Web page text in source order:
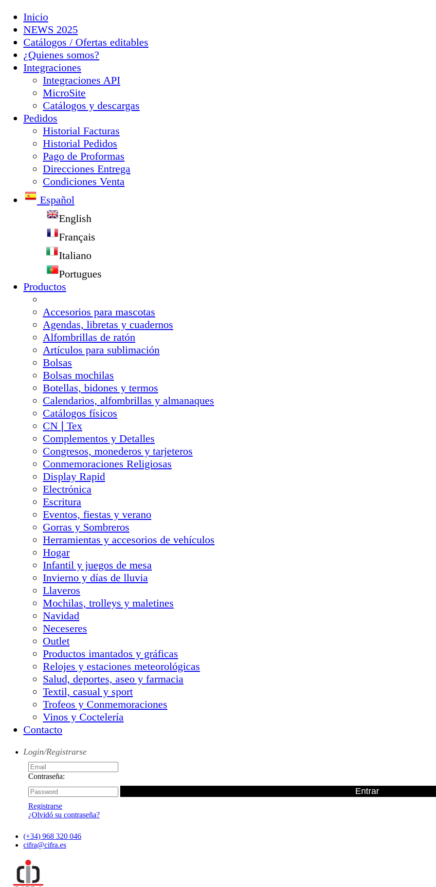
Inicio
NEWS 2025
Catálogos / Ofertas editables
¿Quienes somos?
Integraciones
Integraciones API
MicroSite
Catálogos y descargas
Pedidos
Historial Facturas
Historial Pedidos
Pago de Proformas
Direcciones Entrega
Condiciones Venta
Español
English
Français
Italiano
Portugues
Productos
Accesorios para mascotas
Agendas, libretas y cuadernos
Alfombrillas de ratón
Artículos para sublimación
Bolsas
Bolsas mochilas
Botellas, bidones y termos
Calendarios, alfombrillas y almanaques
Catálogos físicos
CN❘Tex
Complementos y Detalles
Congresos, monederos y tarjeteros
Conmemoraciones Religiosas
Display Rapid
Electrónica
Escritura
Eventos, fiestas y verano
Gorras y Sombreros
Herramientas y accesorios de vehículos
Hogar
Infantil y juegos de mesa
Invierno y días de lluvia
Llaveros
Mochilas, trolleys y maletines
Navidad
Neceseres
Outlet
Productos imantados y gráficas
Relojes y estaciones meteorológicas
Salud, deportes, aseo y farmacia
Textil, casual y sport
Trofeos y Conmemoraciones
Vinos y Coctelería
Contacto
Login/Registrarse
Contraseña:
Registrarse
¿Olvidó su contraseña?
(+34) 968 320 046
cifra@cifra.es